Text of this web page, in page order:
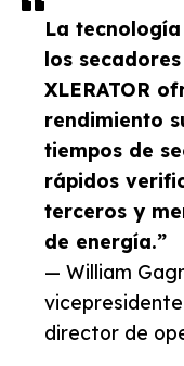
La
los
XLERATOR
rendimiento
tiempos de
rápidos
terceros y
de energía.”
— William
director de